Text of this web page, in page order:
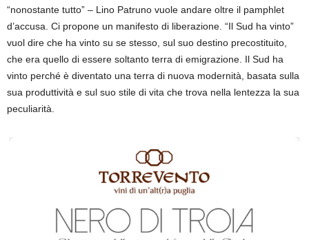
“nonostante tutto” – Lino Patruno vuole andare oltre il pamphlet
d’accusa. Ci propone un manifesto di liberazione. “Il Sud ha vinto”
vuol dire che ha vinto su se stesso, sul suo destino precostituito,
che era quello di essere soltanto terra di emigrazione. Il Sud ha
vinto perché è diventato una terra di nuova modernità, basata sulla
sua produttività e sul suo stile di vita che trova nella lentezza la sua
peculiarità.